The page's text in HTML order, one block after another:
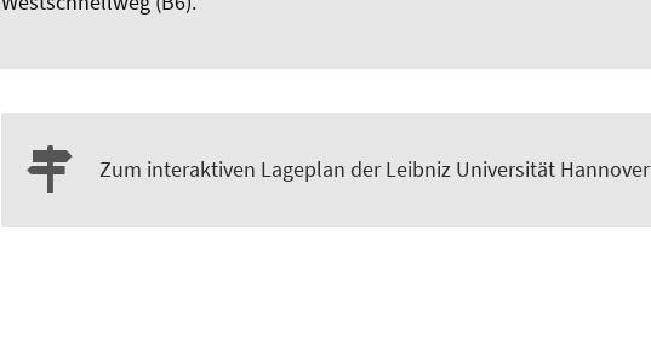
Zum interaktiven Lageplan der Leibniz Universität Hannover